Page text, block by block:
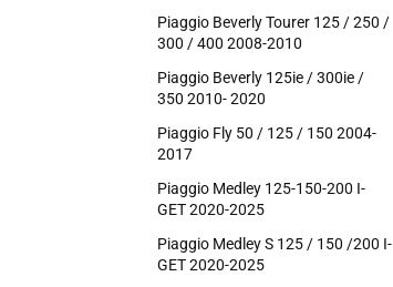
Piaggio Beverly Tourer 125 / 250 /
300 / 400 2008-2010
Piaggio Beverly 125ie / 300ie /
350 2010- 2020
Piaggio Fly 50 / 125 / 150 2004-
2017
Piaggio Medley 125-150-200 I-
GET 2020-2025
Piaggio Medley S 125 / 150 /200 I-
GET 2020-2025